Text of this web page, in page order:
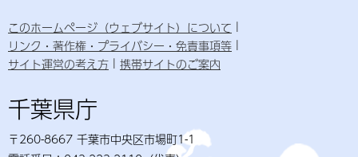
このホームページ（ウェブサイト）について
リンク・著作権・プライバシー・免責事項等
サイト運営の考え方
携帯サイトのご案内
千葉県庁
〒260-8667 千葉市中央区市場町1-1